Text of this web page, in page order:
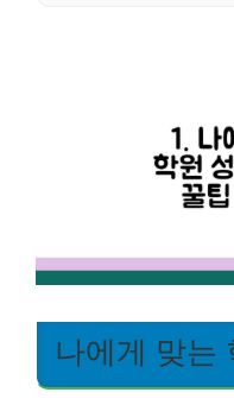
나에게 맞는